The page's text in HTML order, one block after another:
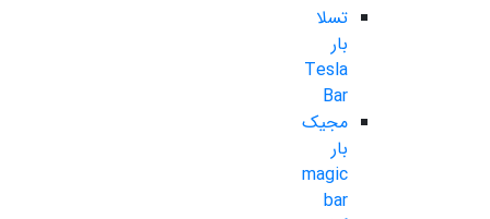
تسلا
بار
Tesla
Bar
مجیک
بار
magic
bar